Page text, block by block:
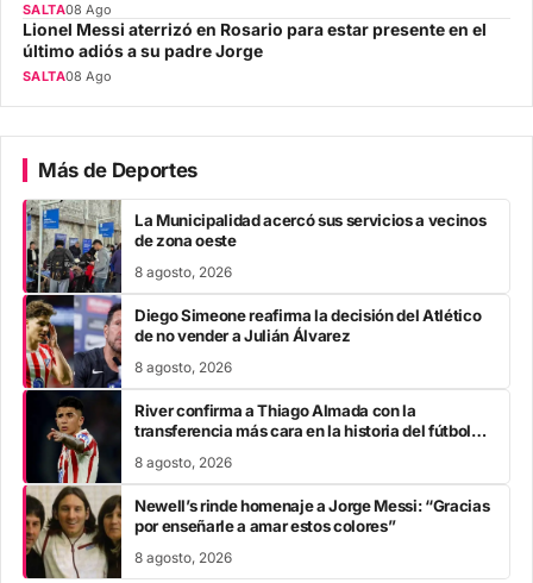
SALTA08 Ago
Lionel Messi aterrizó en Rosario para estar presente en el
último adiós a su padre Jorge
SALTA08 Ago
Más de Deportes
La Municipalidad acercó sus servicios a vecinos
de zona oeste
8 agosto, 2026
Diego Simeone reafirma la decisión del Atlético
de no vender a Julián Álvarez
8 agosto, 2026
River confirma a Thiago Almada con la
transferencia más cara en la historia del fútbol
8 agosto, 2026
Newell’s rinde homenaje a Jorge Messi: “Gracias
por enseñarle a amar estos colores”
8 agosto, 2026